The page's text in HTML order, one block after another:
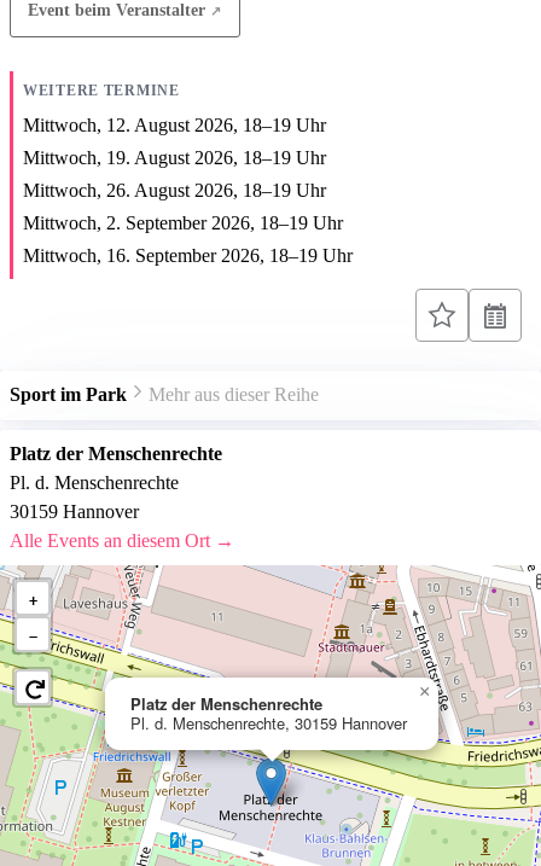
Event beim Veranstalter
WEITERE TERMINE
Mittwoch, 12. August 2026, 18–19 Uhr
Mittwoch, 19. August 2026, 18–19 Uhr
Mittwoch, 26. August 2026, 18–19 Uhr
Mittwoch, 2. September 2026, 18–19 Uhr
Mittwoch, 16. September 2026, 18–19 Uhr
Sport im Park Mehr aus dieser Reihe
Platz der Menschenrechte
Pl. d. Menschenrechte
30159 Hannover
Alle Events an diesem Ort →
Platz der Menschenrechte
Pl. d. Menschenrechte, 30159 Hannover
×
+
−